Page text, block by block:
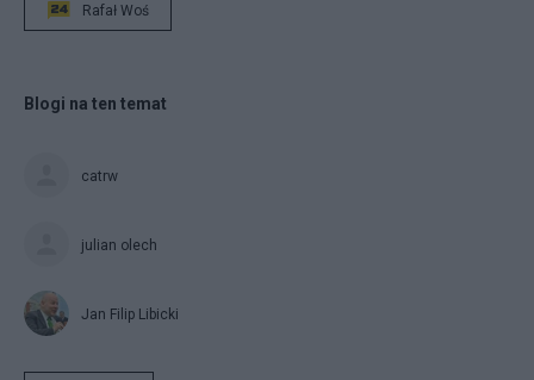
Rafał Woś
Blogi na ten temat
catrw
julian olech
Jan Filip Libicki